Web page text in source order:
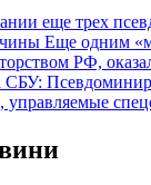
еще трех
Еще одним
РФ,
СБУ:
управляемые